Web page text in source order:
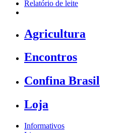
Relatório de leite
Agricultura
Encontros
Confina Brasil
Loja
Informativos